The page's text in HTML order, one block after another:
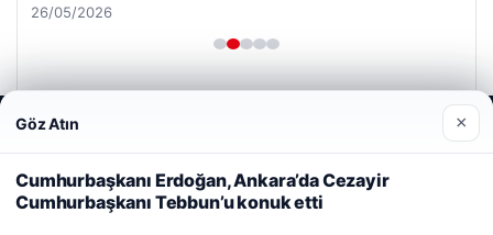
26/05/2026
© 2026 Habercin – Güncel Haberler
Web sitemizi nasıl kullandığınızı daha iyi anlayabilmek,
deneyiminizi kişiselleştirmek ve geliştirmek amacıyla çerezler
kullanıyoruz.
Çerez Politikamız
Reddet Kabul Et
Göz Atın ×
Cumhurbaşkanı Erdoğan, Ankara’da Cezayir
Cumhurbaşkanı Tebbun’u konuk etti